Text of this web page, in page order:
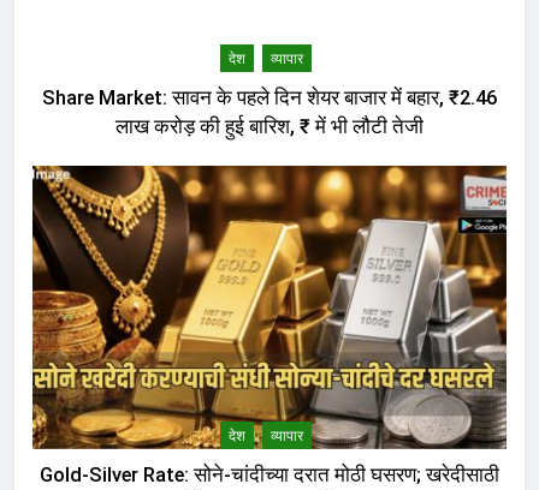
देश व्यापार
Share Market: सावन के पहले दिन शेयर बाजार में बहार, ₹2.46
लाख करोड़ की हुई बारिश, ₹ में भी लौटी तेजी
देश व्यापार
Gold-Silver Rate: सोने-चांदीच्या दरात मोठी घसरण; खरेदीसाठी